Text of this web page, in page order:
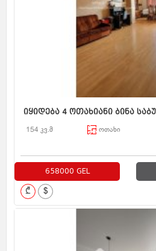
იყიდება 4 ოთახიანი ბინა
154 კვ.მ ოთახი
658000 GEL
₾ $